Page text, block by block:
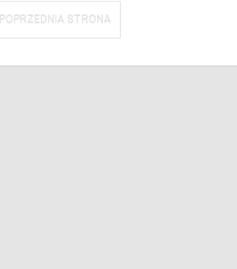
POPRZEDNIA STRONA